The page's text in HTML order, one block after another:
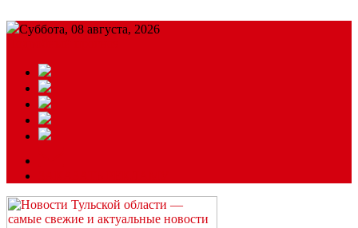
Суббота, 08 августа, 2026